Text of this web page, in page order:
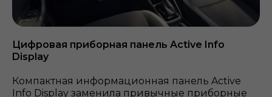
Цифровая приборная панель Active Info
Display
Компактная информационная панель Active
Info Display заменила привычные приборные